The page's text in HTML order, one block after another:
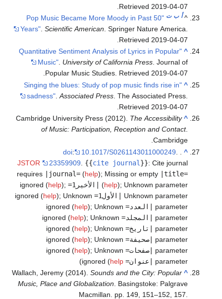
Retrieved 2019-04-07
^أ ب ت
"Pop Music Became More Moody in Past 50
Years" .Scientific American . Springer Nature America
Retrieved 2019-04-07
^
"Quantitative Sentiment Analysis of Lyrics in Popular
Music". University of California Press. Journal of
Popular Music Studies. Retrieved2019-04-07
.
^
"Singing the blues: Study of pop music finds rise in
sadness" .Associated Press . The Associated Press
Retrieved 2019-04-07
^
Cambridge University Press (2012). The Accessibility
of Music: Participation, Reception and Contact.
Cambridge.
^
doi: 10.1017/S0261143011000249
JSTOR
23359909 {{cite journal }}:Cite journal
requires |journal= (help); Missing or empty |title=
(help); Unknown parameter |الأخير1= ignored (
help);
Unknown parameter |الأول1= ignored (
help); Unknown
parameter |العدد=ignored (
help); Unknown
parameter |المجلد=ignored (
help); Unknown
parameter |تاريخ=ignored (
help); Unknown
parameter |صحيفة=ignored (
help); Unknown
parameter |صفحات=ignored (
help); Unknown
parameter |عنوان=ignored (
help
)
^
Wallach, Jeremy (2014).Sounds and the City: Popular
Music, Place and Globalization . Basingstoke: Palgrave
Macmillan. pp. 149, 151–152, 157.